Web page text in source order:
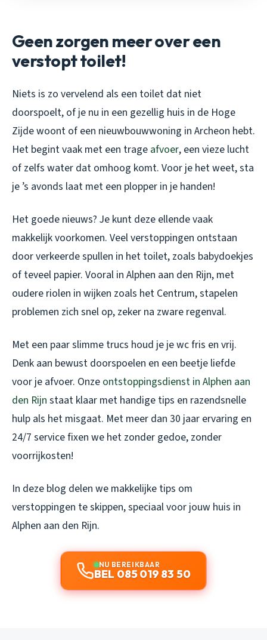
Geen zorgen meer over een
verstopt toilet!
Niets is zo vervelend als een toilet dat niet
doorspoelt, of je nu in een gezellig huis in de Hoge
Zijde woont of een nieuwbouwwoning in Archeon hebt.
Het begint vaak met een trage afvoer, een vieze lucht
of zelfs water dat omhoog komt. Voor je het weet, sta
je ’s avonds laat met een plopper in je handen!
Het goede nieuws? Je kunt deze ellende vaak
makkelijk voorkomen. Veel verstoppingen ontstaan
door verkeerde spullen in het toilet, zoals babydoekjes
of teveel papier. Vooral in Alphen aan den Rijn, met
oudere riolen in wijken zoals het Centrum, stapelen
problemen zich snel op, zeker na zware regenval.
Met een paar slimme trucs houd je je wc fris en vrij.
Denk aan bewust doorspoelen en een beetje liefde
voor je afvoer. Onze ontstoppingsdienst in Alphen aan
den Rijn staat klaar met handige tips en razendsnelle
hulp als het misgaat. Met meer dan 30 jaar ervaring en
24/7 service fixen we het zonder gedoe, zonder
voorrijkosten!
In deze blog delen we makkelijke tips om
verstoppingen te skippen, speciaal voor jouw huis in
Alphen aan den Rijn.
NU BEREIKBAAR
BEL 085 019 83 50